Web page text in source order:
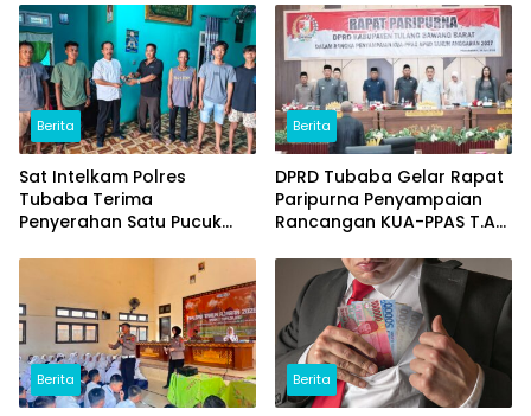
Potensi Ikan Lomou
Menjadi Prodak Unggulan
Berita
Sat Intelkam Polres
Tubaba Terima
Penyerahan Satu Pucuk
Masyarakat
Berita
DPRD Tubaba Gelar Rapat
Paripurna Penyampaian
Rancangan KUA-PPAS T.A
Berita Berita